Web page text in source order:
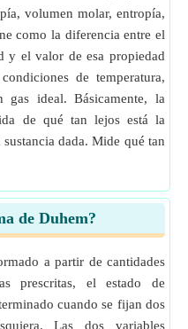
volumen molar, entropía,
como la diferencia entre el
y el valor de esa propiedad
de temperatura,
gas ideal. Básicamente, la
de qué tan lejos está la
dada. Mide qué tan
de Duhem?
a partir de cantidades
prescritas, el estado de
cuando se fijan dos
Las dos variables